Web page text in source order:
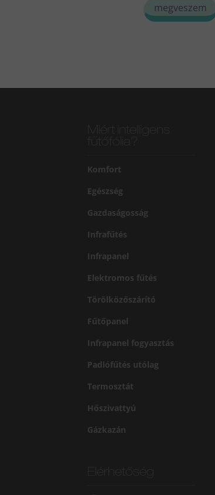
megveszem
Komfort
Egészség
Gazdaságosság
Infrafűtés
Infrapanel
Elektromos fűtés
Törölközőszárító
Fűtőpanel
Infrapanel fogyasztás
Padlófűtés utólag
Termosztát
Hőszivattyú
Gázkazán